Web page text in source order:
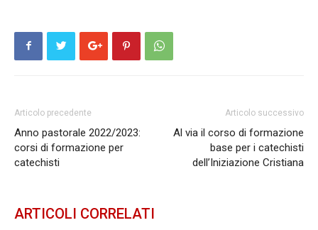
Articolo precedente
Anno pastorale 2022/2023:
corsi di formazione per
catechisti
Articolo successivo
Al via il corso di formazione
base per i catechisti
dell’Iniziazione Cristiana
ARTICOLI CORRELATI